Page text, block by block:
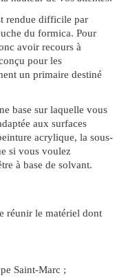
rendue difficile par
du formica. Pour
avoir recours à
pour les
un primaire destiné
base sur laquelle vous
aux surfaces
acrylique, la sous-
si vous voulez
à base de solvant.
réunir le matériel dont
Saint-Marc ;